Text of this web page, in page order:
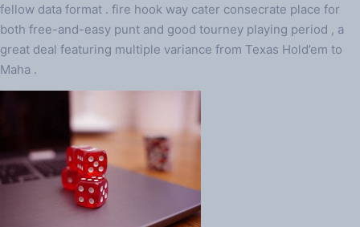
fellow data format . fire hook way cater consecrate place for
both free-and-easy punt and good tourney playing period , a
great deal featuring multiple variance from Texas Hold’em to
Maha .